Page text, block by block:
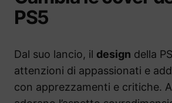
PS5
Dal suo lancio, il design della
attenzioni di appassionati e
con apprezzamenti e critiche.